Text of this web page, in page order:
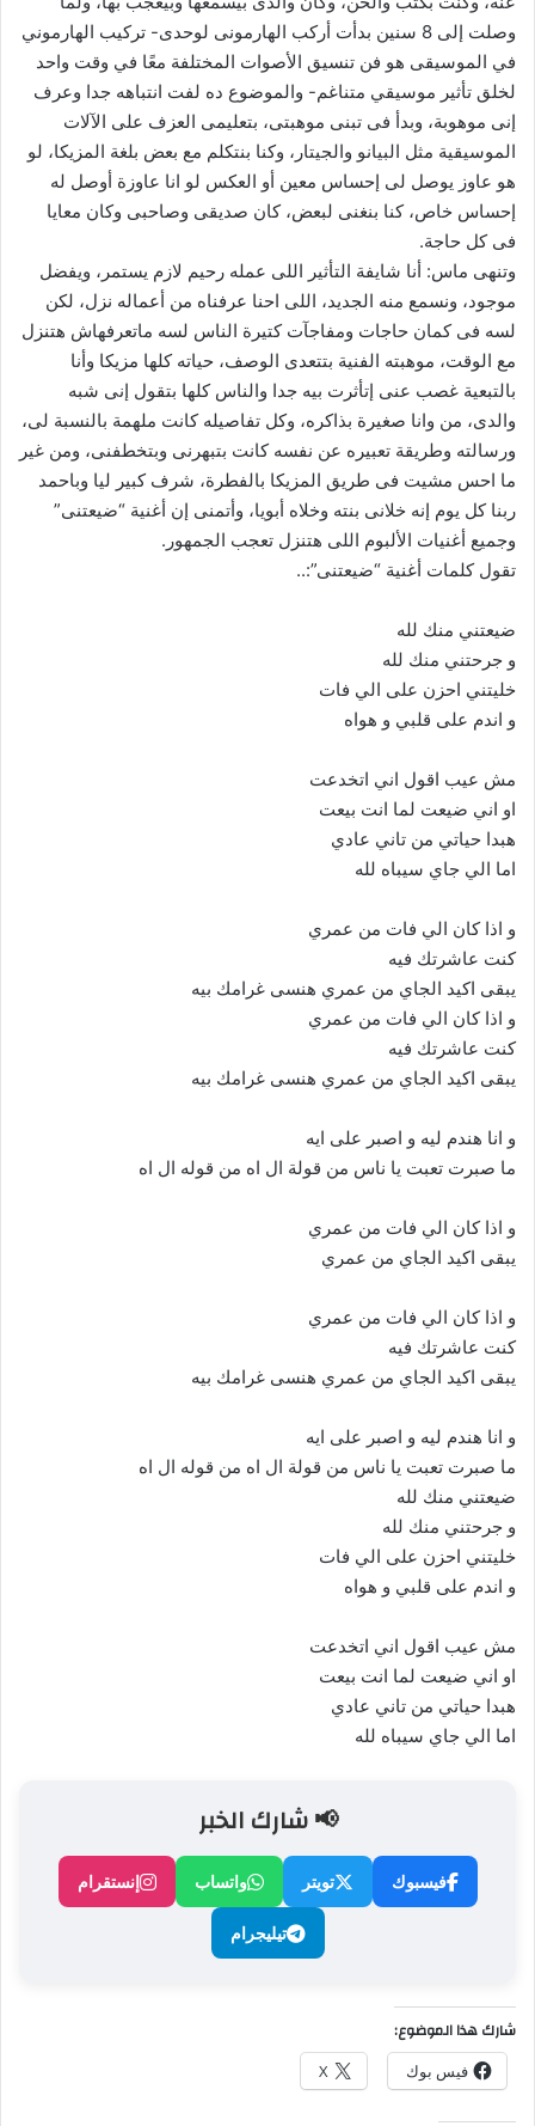
وصلت إلى 8 سنين بدأت أركب الهارمونى لوحدى- تركيب الهارموني
في الموسيقى هو فن تنسيق الأصوات المختلفة معًا في وقت واحد
لخلق تأثير موسيقي متناغم- والموضوع ده لفت انتباهه جدا وعرف
إنى موهوبة، وبدأ فى تبنى موهبتى، بتعليمى العزف على الآلات
الموسيقية مثل البيانو والجيتار، وكنا بنتكلم مع بعض بلغة المزيكا، لو
هو عاوز يوصل لى إحساس معين أو العكس لو انا عاوزة أوصل له
إحساس خاص، كنا بنغنى لبعض، كان صديقى وصاحبى وكان معايا
فى كل حاجة.
وتنهى ماس: أنا شايفة التأثير اللى عمله رحيم لازم يستمر، ويفضل
موجود، ونسمع منه الجديد، اللى احنا عرفناه من أعماله نزل، لكن
لسه فى كمان حاجات ومفاجآت كتيرة الناس لسه ماتعرفهاش هتنزل
مع الوقت، موهبته الفنية بتتعدى الوصف، حياته كلها مزيكا وأنا
بالتبعية غصب عنى إتأثرت بيه جدا والناس كلها بتقول إنى شبه
والدى، من وانا صغيرة بذاكره، وكل تفاصيله كانت ملهمة بالنسبة لى،
ورسالته وطريقة تعبيره عن نفسه كانت بتبهرنى وبتخطفنى، ومن غير
ما احس مشيت فى طريق المزيكا بالفطرة، شرف كبير ليا وباحمد
ربنا كل يوم إنه خلانى بنته وخلاه أبويا، وأتمنى إن أغنية “ضيعتنى”
وجميع أغنيات الألبوم اللى هتنزل تعجب الجمهور.
تقول كلمات أغنية “ضيعتنى”:..
ضيعتني منك لله
و جرحتني منك لله
خليتني احزن على الي فات
و اندم على قلبي و هواه
مش عيب اقول اني اتخدعت
او اني ضيعت لما انت بيعت
هبدا حياتي من تاني عادي
اما الي جاي سيباه لله
و اذا كان الي فات من عمري
كنت عاشرتك فيه
يبقى اكيد الجاي من عمري هنسى غرامك بيه
و اذا كان الي فات من عمري
كنت عاشرتك فيه
يبقى اكيد الجاي من عمري هنسى غرامك بيه
و انا هندم ليه و اصبر على ايه
ما صبرت تعبت يا ناس من قولة ال اه من قوله ال اه
و اذا كان الي فات من عمري
يبقى اكيد الجاي من عمري
و اذا كان الي فات من عمري
كنت عاشرتك فيه
يبقى اكيد الجاي من عمري هنسى غرامك بيه
و انا هندم ليه و اصبر على ايه
ما صبرت تعبت يا ناس من قولة ال اه من قوله ال اه
ضيعتني منك لله
و جرحتني منك لله
خليتني احزن على الي فات
و اندم على قلبي و هواه
مش عيب اقول اني اتخدعت
او اني ضيعت لما انت بيعت
هبدا حياتي من تاني عادي
اما الي جاي سيباه لله
📢 شارك الخبر
فيسبوك تويتر واتساب إنستقرام
تيليجرام
شارك هذا الموضوع:
فيس بوك X